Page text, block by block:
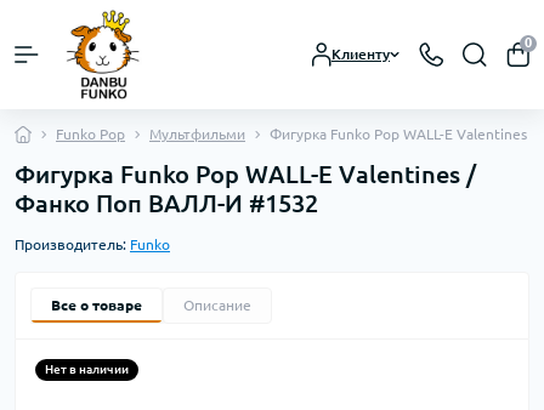
Клиенту
0
Funko Pop Мультфильми Фигурка Funko Pop WALL-E
Фигурка Funko Pop WALL-E Valentines /
Фанко Поп ВАЛЛ-И #1532
Производитель: Funko
Все о товаре Описание
Нет в наличии